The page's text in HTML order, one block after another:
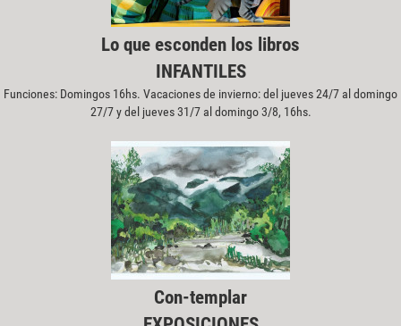
Lo que esconden los libros
INFANTILES
Funciones: Domingos 16hs. Vacaciones de invierno: del jueves 24/7 al domingo
27/7 y del jueves 31/7 al domingo 3/8, 16hs.
Con-templar